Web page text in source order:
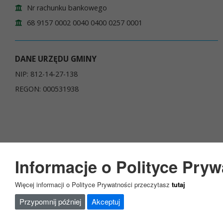
Nr rachunku bankowego
68 9157 0002 0040 0400 0257 0001
DANE URZĘDU GMINY
NIP: 812-14-27-138
REGON: 000531938
Copyright 2023@ Urząd Gminy Garbatka Letnisko
Informacje o Polityce
Więcej informacji o Polityce Prywatności przeczytasz tutaj
Przypomnij później Akceptuj